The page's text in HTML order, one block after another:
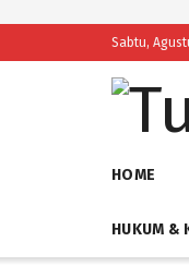
Sabtu,
HOME
HUKUM &